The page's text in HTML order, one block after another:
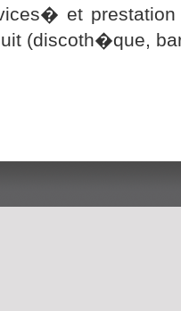
et
(discoth�que,